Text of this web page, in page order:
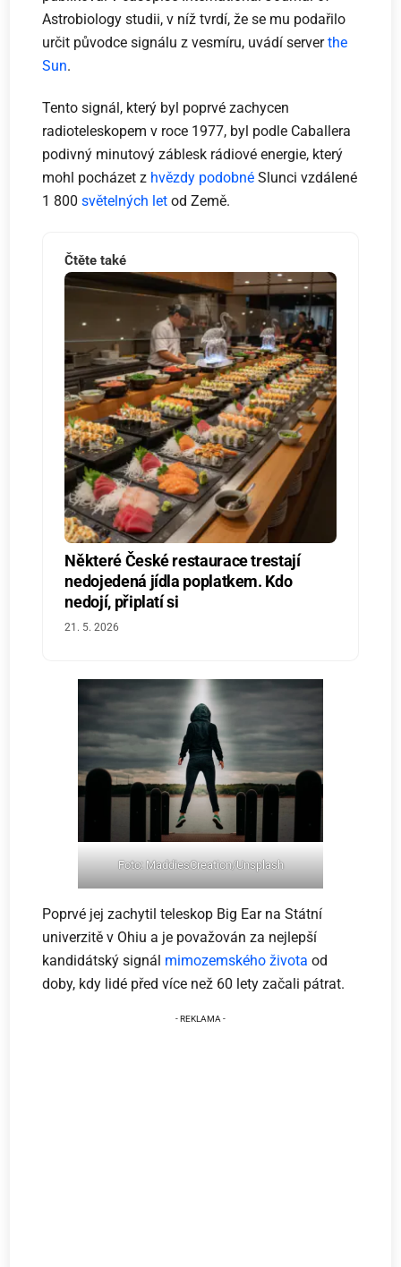
Astrobiology studii, v níž tvrdí, že se mu podařilo
určit původce signálu z vesmíru, uvádí serverthe
Sun.
Tento signál, který byl poprvé zachycen
radioteleskopem v roce 1977, byl podle Caballera
podivný minutový záblesk rádiové energie, který
mohl pocházet z hvězdy podobné Slunci vzdálené
1 800světelných let od Země.
Čtěte také
Některé České restaurace trestají
nedojedená jídla poplatkem. Kdo
nedojí, připlatí si
21. 5. 2026
Foto: MaddiesCreation/Unsplash
Poprvé jej zachytil teleskop Big Ear na Státní
univerzitě v Ohiu a je považován za nejlepší
kandidátský signál mimozemského života od
doby, kdy lidé před více než 60 lety začali pátrat.